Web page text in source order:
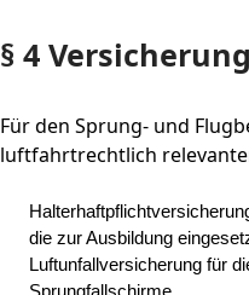
§ 4
Für den Sprung- und
luftfahrtrechtlich
die zur Ausbildung
Luftunfallversicherung für